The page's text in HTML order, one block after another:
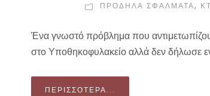
ΠΡΌΔΗΛΑ ΣΦΆΛΜΑΤΑ,
Ένα γνωστό πρόβλημα που
στο Υποθηκοφυλακείο αλλά δεν δήλωσε
ΠΕΡΙΣΣΌΤΕΡΑ...